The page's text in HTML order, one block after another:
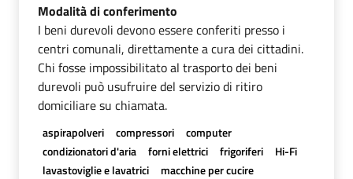
Modalità di conferimento
I beni durevoli devono essere conferiti presso i
centri comunali, direttamente a cura dei cittadini.
Chi fosse impossibilitato al trasporto dei beni
durevoli può usufruire del servizio di ritiro
domiciliare su chiamata.
aspirapolveri compressori
computer
condizionatori d'aria
forni elettrici frigoriferi
Hi-Fi
lavastoviglie e lavatrici
macchine per cucire